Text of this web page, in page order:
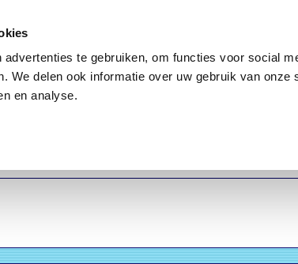
te gebruiken, om functies voor social
We delen ook informatie over uw gebruik van onze
en analyse.